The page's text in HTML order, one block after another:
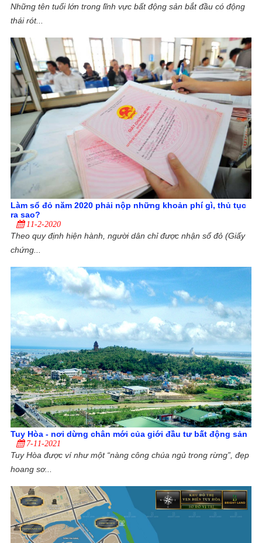
Những tên tuổi lớn trong lĩnh vực bất động sản bắt đầu có động
thái rót...
Làm sổ đỏ năm 2020 phải nộp những khoản phí gì, thủ tục
ra sao?
11-2-2020
Theo quy định hiện hành, người dân chỉ được nhận sổ đỏ (Giấy
chứng...
Tuy Hòa - nơi dừng chân mới của giới đầu tư bất động sản
7-11-2021
Tuy Hòa được ví như một “nàng công chúa ngủ trong rừng”, đẹp
hoang sơ...